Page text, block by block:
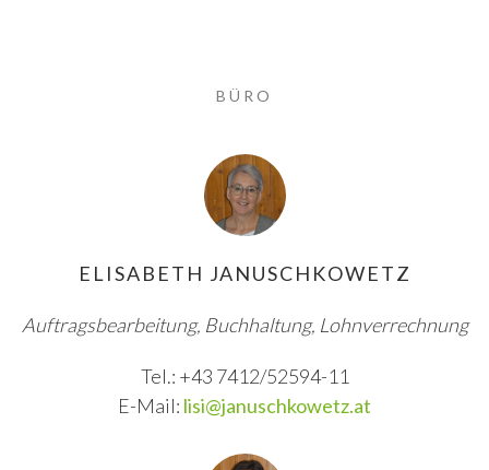
BÜRO
ELISABETH JANUSCHKOWETZ
Auftragsbearbeitung, Buchhaltung, Lohnverrechnung
Tel.: +43 7412/52594-11
E-Mail: lisi@januschkowetz.at